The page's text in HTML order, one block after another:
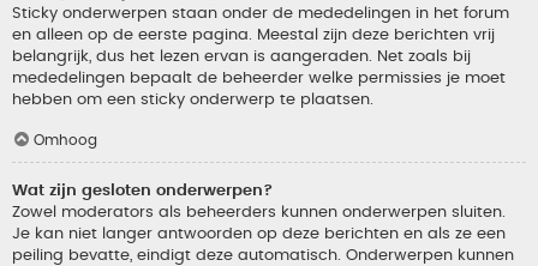
Sticky onderwerpen staan onder de mededelingen in het forum
en alleen op de eerste pagina. Meestal zijn deze berichten vrij
belangrijk, dus het lezen ervan is aangeraden. Net zoals bij
mededelingen bepaalt de beheerder welke permissies je moet
hebben om een sticky onderwerp te plaatsen.
Omhoog
Wat zijn gesloten onderwerpen?
Zowel moderators als beheerders kunnen onderwerpen sluiten.
Je kan niet langer antwoorden op deze berichten en als ze een
peiling bevatte, eindigt deze automatisch. Onderwerpen kunnen